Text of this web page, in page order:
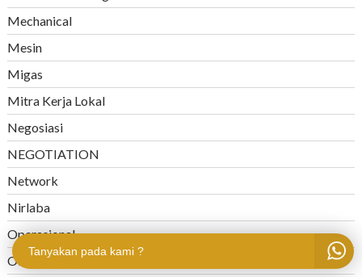
Mechanical
Mesin
Migas
Mitra Kerja Lokal
Negosiasi
NEGOTIATION
Network
Nirlaba
Operasional
ORGANISASI
Tanyakan pada kami ?